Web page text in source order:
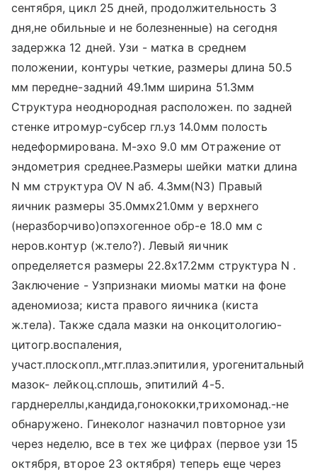
сентября, цикл 25 дней, продолжительность 3
дня,не обильные и не болезненные) на сегодня
задержка 12 дней. Узи - матка в среднем
положении, контуры четкие, размеры длина 50.5
мм передне-задний 49.1мм ширина 51.3мм
Структура неоднородная расположен. по задней
стенке итромур-субсер гл.уз 14.0мм полость
недеформирована. М-эхо 9.0 мм Отражение от
эндометрия среднее.Размеры шейки матки длина
N мм структура OV N аб. 4.3мм(N3) Правый
яичник размеры 35.0ммх21.0мм у верхнего
(неразборчиво)опэхогенное обр-е 18.0 мм с
неров.контур (ж.тело?). Левый яичник
определяется размеры 22.8х17.2мм структура N .
Заключение - Узпризнаки миомы матки на фоне
аденомиоза; киста правого яичника (киста
ж.тела). Также сдала мазки на онкоцитологию-
цитогр.воспаления,
участ.плоскопл.,мтг.плаз.эпитилия, урогенитальный
мазок- лейкоц.сплошь, эпитилий 4-5.
гарднереллы,кандида,гонококки,трихомонад.-не
обнаружено. Гинеколог назначил повторное узи
через неделю, все в тех же цифрах (первое узи 15
октября, второе 23 октября) теперь еще через